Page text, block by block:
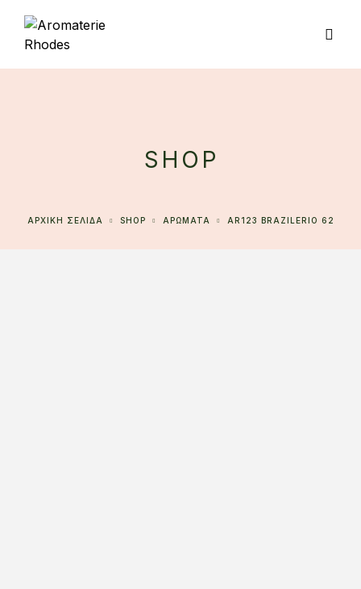
SHOP
ΑΡΧΙΚΉ ΣΕΛΊΔΑ SHOP ΑΡΩΜΑΤΑ AR123 BRAZILERIO 62